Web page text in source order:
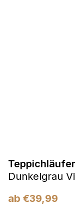
Dunkelgrau
ab €39,99
Marketing
Marketing-
Websites hinweg
anzuzeigen, die